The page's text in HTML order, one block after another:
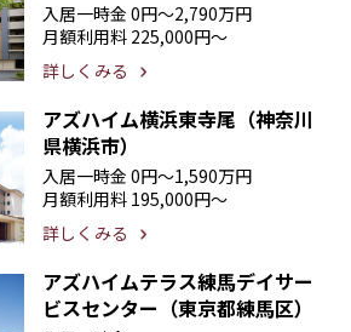
入居一時金 0円〜2,790万円
月額利用料 225,000円〜
詳しくみる
アズハイム横浜東寺尾（神奈川
県横浜市）
入居一時金 0円〜1,590万円
月額利用料 195,000円〜
詳しくみる
アズハイムテラス練馬デイサー
ビスセンター（東京都練馬区）